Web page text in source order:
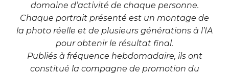
domaine d’activité de chaque personne.
Chaque portrait présenté est un montage de
la photo réelle et de plusieurs générations à l’IA
pour obtenir le résultat final.
Publiés à fréquence hebdomadaire, ils ont
constitué la compagne de promotion du